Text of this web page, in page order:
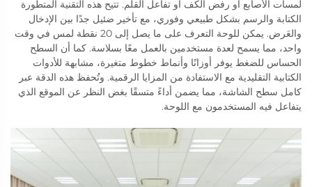
لمسات الأصابع أو رفض الكف أو تفاعل القلم. تتيح هذه التقنية المتطورة
الكتابة والرسم بشكل طبيعي وفوري، مع تأخير ضئيل جدًا بين الإدخال
والعَرض. يمكن للوحة التعرف على ما يصل إلى 20 نقطة لمس في وقت
واحد، مما يسمح لعدة مستخدمين بالعمل معًا بسلاسة. كما أن السطح
الحساس للضغط يوفر أوزانًا وأنماط خطوط متغيرة، مشابهة للأدوات
الكتابية التقليدية مع الاستفادة من المزايا الرقمية. وتُحفظ هذه الدقة عبر
كامل سطح الشاشة، مما يضمن أداءً متسقًا بغض النظر عن الموقع الذي
يتفاعل فيه المستخدمون مع اللوحة.